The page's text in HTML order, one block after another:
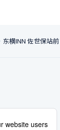
东横INN 佐世保站前